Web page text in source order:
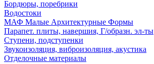
Бордюры, поребрики
Водостоки
МАФ Малые Архитектурные Формы
Парапет. плиты, навершия, Г/образн. эл-ты
Ступени, подступенки
Звукоизоляция, виброизоляция, акустика
Отделочные материалы